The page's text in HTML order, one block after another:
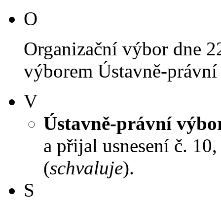
O
Organizační výbor dne
výborem Ústavně-
V
Ústavně-právní
a přijal usnesení č.
(schvaluje).
S